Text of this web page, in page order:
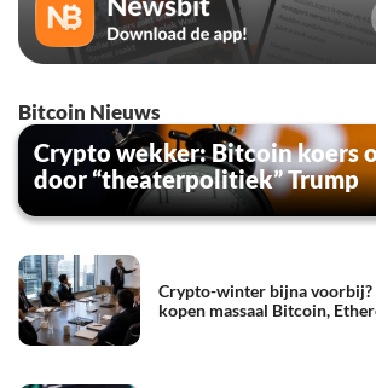
Bitcoin Nieuws
Crypto wekker: Bitcoin koers
door “theaterpolitiek” Trump
Crypto-winter bijna voorbij?
kopen massaal Bitcoin,